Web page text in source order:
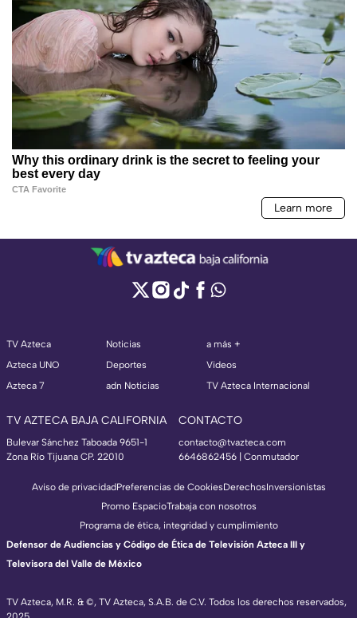
TV Azteca
Azteca UNO
Azteca 7
Noticias
Deportes
adn Noticias
a más +
Videos
TV Azteca Internacional
TV AZTECA BAJA CALIFORNIA
Bulevar Sánchez Taboada 9651-1
Zona Río Tijuana CP. 22010
CONTACTO
contacto@tvazteca.com
6646862456 | Conmutador
TV Azteca, M.R. & ©, TV Azteca, S.A.B. de C.V. Todos los derechos reservados,
Aviso de privacidadPreferencias de CookiesDerechosInversionistas
Promo EspacioTrabaja con nosotros
Programa de ética, integridad y cumplimiento
Defensor de Audiencias y Código de Ética de Televisión Azteca III y
Televisora del Valle de México